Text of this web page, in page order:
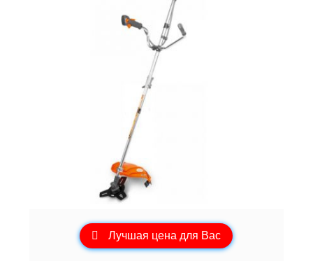
Лучшая цена для Вас